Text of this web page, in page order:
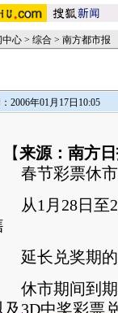
中心 > 综合 > 南方都市报
2006年01月17日10:05
【来源：南方
节彩票休市
1月28日至2
长兑奖期的
市期间到期
及3D中奖彩票